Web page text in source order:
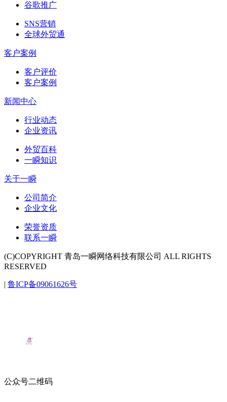
谷歌推广
SNS营销
全球外贸通
客户案例
客户评价
客户案例
新闻中心
行业动态
企业资讯
外贸百科
一瞬知识
关于一瞬
公司简介
企业文化
荣誉资质
联系一瞬
(C)COPYRIGHT 青岛一瞬网络科技有限公司 ALL RIGHTS
RESERVED
| 鲁ICP备09061626号
公众号二维码